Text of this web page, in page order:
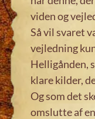
viden og
Så vil svaret
vejledning
Helligånden,
klare kilder,
Og som det
omslutte af